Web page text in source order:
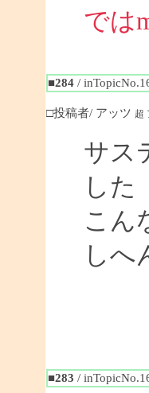
では
■284/
□投稿者/ アッツ 超
サス
した
こん
しへ
■283 /